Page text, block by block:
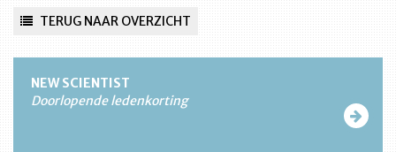
TERUG NAAR OVERZICHT
NEW SCIENTIST
Doorlopende ledenkorting